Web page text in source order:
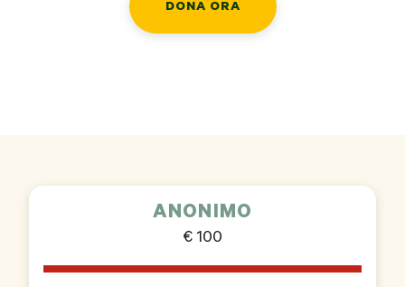
DONA ORA
ANONIMO
€ 100